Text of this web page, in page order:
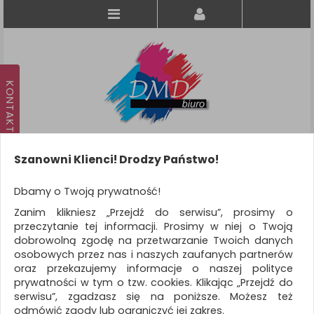
KATEGORIE
WSZYSTKIE KATEGORIE
FILTRY
Więcej
Szanowni Klienci! Drodzy Państwo!
Dbamy o Twoją prywatność!
Zanim klikniesz „Przejdź do serwisu”, prosimy o
przeczytanie tej informacji. Prosimy w niej o Twoją
dobrowolną zgodę na przetwarzanie Twoich danych
osobowych przez nas i naszych zaufanych partnerów
oraz przekazujemy informacje o naszej polityce
prywatności w tym o tzw. cookies. Klikając „Przejdź do
serwisu”, zgadzasz się na poniższe. Możesz też
odmówić zgody lub ograniczyć jej zakres.